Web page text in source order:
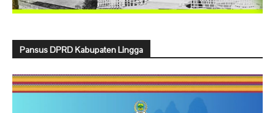
Pansus DPRD Kabupaten Lingga